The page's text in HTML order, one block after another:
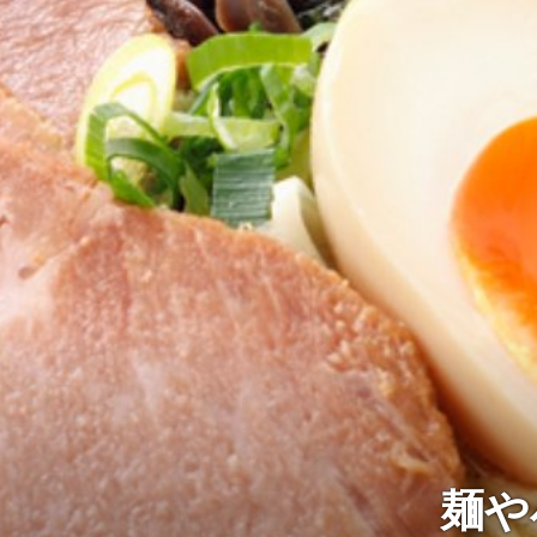
立石店
小岩店
弥生台店
久米川店
末広店
元住吉店
麺